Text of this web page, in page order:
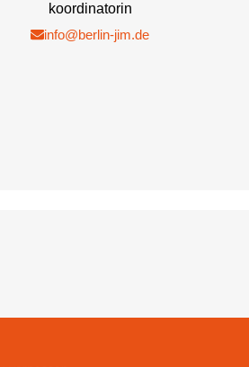
koordinatorin
info@berlin-jim.de​